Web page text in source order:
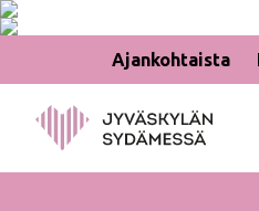
Ajankohtaista
sisältöön